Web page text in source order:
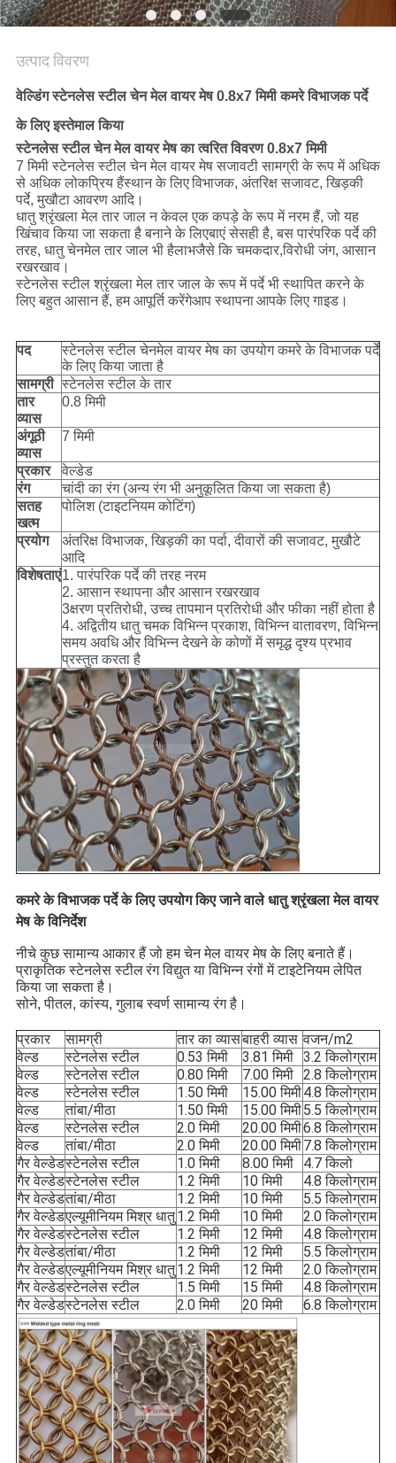
उत्पाद विवरण
वेल्डिंग स्टेनलेस स्टील चेन मेल वायर मेष 0.8x7 मिमी कमरे विभाजक पर्दे
के लिए इस्तेमाल किया
स्टेनलेस स्टील चेन मेल वायर मेष का त्वरित विवरण 0.8x7 मिमी
7 मिमी स्टेनलेस स्टील चेन मेल वायर मेष सजावटी सामग्री के रूप में अधिक
से अधिक लोकप्रिय हैंस्थान के लिएविभाजक, अंतरिक्ष सजावट, खिड़की
पर्दे, मुखौटा आवरण आदि।
धातु श्रृंखला मेल तार जाल न केवल एक कपड़े के रूप में नरम हैं, जो यह
खिंचाव किया जा सकता है बनाने के लिएबाएं सेसही है, बस पारंपरिक पर्दे की
तरह, धातु चेनमेल तार जाल भी हैलाभजैसे कि चमकदार,विरोधी जंग, आसान
रखरखाव।
स्टेनलेस स्टील श्रृंखला मेल तार जाल के रूप में पर्दे भी स्थापित करने के
लिए बहुत आसान हैं, हम आपूर्ति करेंगेआप स्थापनाआपके लिए गाइड।
पद
स्टेनलेस स्टील चेनमेल वायर मेष का उपयोग कमरे के विभाजक पर्दे
के लिए किया जाता है
सामग्री स्टेनलेस स्टील के तार
तार
व्यास
0.8 मिमी
अंगूठी
व्यास
7 मिमी
प्रकार
वेल्डेड
रंग
चांदी का रंग (अन्य रंग भी अनुकूलित किया जा सकता है)
सतह
खत्म
पोलिश (टाइटनियम कोटिंग)
प्रयोग
अंतरिक्ष विभाजक, खिड़की का पर्दा, दीवारों की सजावट, मुखौटे
आदि
विशेषताएं1. पारंपरिक पर्दे की तरह नरम
2. आसान स्थापना और आसान रखरखाव
3क्षरण प्रतिरोधी, उच्च तापमान प्रतिरोधी और फीका नहीं होता है
4. अद्वितीय धातु चमक विभिन्न प्रकाश, विभिन्न वातावरण, विभिन्न
समय अवधि और विभिन्न देखने के कोणों में समृद्ध दृश्य प्रभाव
प्रस्तुत करता है
कमरे के विभाजक पर्दे के लिए उपयोग किए जाने वाले धातु श्रृंखला मेल वायर
मेष के विनिर्देश
नीचे कुछ सामान्य आकार हैं जो हम चेन मेल वायर मेष के लिए बनाते हैं।
प्राकृतिक स्टेनलेस स्टीलरंग विद्युत या विभिन्न रंगों में टाइटेनियम लेपित
किया जा सकता है।
सोने, पीतल, कांस्य, गुलाब स्वर्ण सामान्य रंग है।
प्रकार सामग्री तार का व्यासबाहरी व्यास वजन/m2
वेल्ड
स्टेनलेस स्टील 0.53 मिमी 3.81 मिमी 3.2 किलोग्राम
वेल्ड
स्टेनलेस स्टील 0.80 मिमी 7.00 मिमी 2.8 किलोग्राम
वेल्ड
स्टेनलेस स्टील 1.50 मिमी 15.00 मिमी4.8 किलोग्राम
वेल्ड
तांबा/मीठा 1.50 मिमी 15.00 मिमी5.5 किलोग्राम
वेल्ड
स्टेनलेस स्टील 2.0 मिमी 20.00 मिमी6.8 किलोग्राम
वेल्ड
तांबा/मीठा 2.0 मिमी 20.00 मिमी7.8 किलोग्राम
गैर वेल्डेडस्टेनलेस स्टील 1.0 मिमी 8.00 मिमी
4.7 किलो
गैर वेल्डेडस्टेनलेस स्टील 1.2 मिमी 10 मिमी
4.8 किलोग्राम
गैर वेल्डेडतांबा/मीठा 1.2 मिमी 10 मिमी
5.5 किलोग्राम
गैर वेल्डेडएल्यूमीनियम मिश्र धातु1.2 मिमी 10 मिमी
2.0 किलोग्राम
गैर वेल्डेडस्टेनलेस स्टील 1.2 मिमी 12 मिमी
4.8 किलोग्राम
गैर वेल्डेडतांबा/मीठा 1.2 मिमी 12 मिमी
5.5 किलोग्राम
गैर वेल्डेडएल्यूमीनियम मिश्र धातु1.2 मिमी 12 मिमी
2.0 किलोग्राम
गैर वेल्डेडस्टेनलेस स्टील 1.5 मिमी 15 मिमी
4.8 किलोग्राम
गैर वेल्डेडस्टेनलेस स्टील 2.0 मिमी 20 मिमी 6.8 किलोग्राम